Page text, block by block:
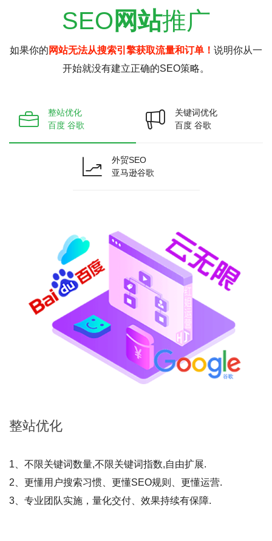
SEO 网站推广
如果你的 网站无法从搜索引擎获取流量和订单！ 说明你从一
开始就没有建立正确的SEO策略。
整站优化
百度 谷歌
关键词优化
百度 谷歌
外贸SEO
亚马逊谷歌
整站优化
1、不限关键词数量,不限关键词指数,自由扩展.
2、更懂用户搜索习惯、更懂SEO规则、更懂运营.
3、专业团队实施，量化交付、效果持续有保障.